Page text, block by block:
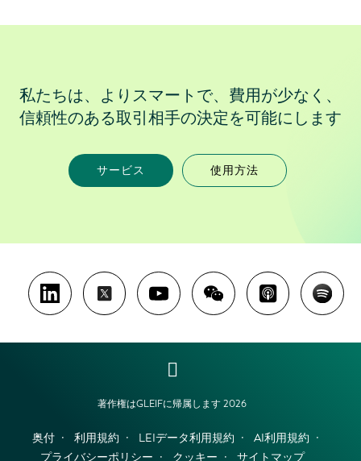
私たちは、よりスマートで、費用が少なく、
信頼性のある取引相手の決定を可能にします
サービス 使用方法
著作権はGLEIFに帰属します 2026
奥付 利用規約 LEIデータ利用規約
AI利用規約
プライバシーポリシー
クッキー サイトマップ